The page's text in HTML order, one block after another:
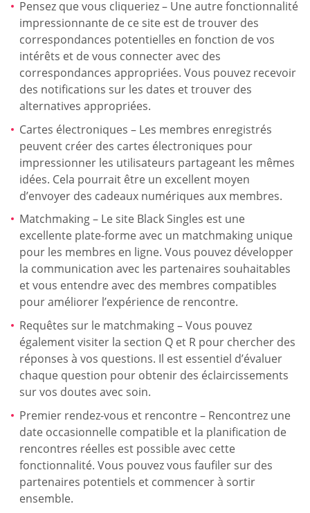
Pensez que vous cliqueriez – Une autre fonctionnalité
impressionnante de ce site est de trouver des
correspondances potentielles en fonction de vos
intérêts et de vous connecter avec des
correspondances appropriées. Vous pouvez recevoir
des notifications sur les dates et trouver des
alternatives appropriées.
Cartes électroniques – Les membres enregistrés
peuvent créer des cartes électroniques pour
impressionner les utilisateurs partageant les mêmes
idées. Cela pourrait être un excellent moyen
d’envoyer des cadeaux numériques aux membres.
Matchmaking – Le site Black Singles est une
excellente plate-forme avec un matchmaking unique
pour les membres en ligne. Vous pouvez développer
la communication avec les partenaires souhaitables
et vous entendre avec des membres compatibles
pour améliorer l’expérience de rencontre.
Requêtes sur le matchmaking – Vous pouvez
également visiter la section Q et R pour chercher des
réponses à vos questions. Il est essentiel d’évaluer
chaque question pour obtenir des éclaircissements
sur vos doutes avec soin.
Premier rendez-vous et rencontre – Rencontrez une
date occasionnelle compatible et la planification de
rencontres réelles est possible avec cette
fonctionnalité. Vous pouvez vous faufiler sur des
partenaires potentiels et commencer à sortir
ensemble.